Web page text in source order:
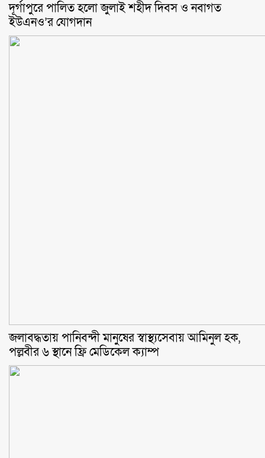
‎দূর্গাপুরে পালিত হলো জুলাই শহীদ দিবস ও নবাগত
ইউএনও’র যোগদান ‎
জলাবদ্ধতায় পানিবন্দী মানুষের স্বাস্থ্যসেবায় আমিনুল হক,
পল্লবীর ৬ স্থানে ফ্রি মেডিকেল ক্যাম্প